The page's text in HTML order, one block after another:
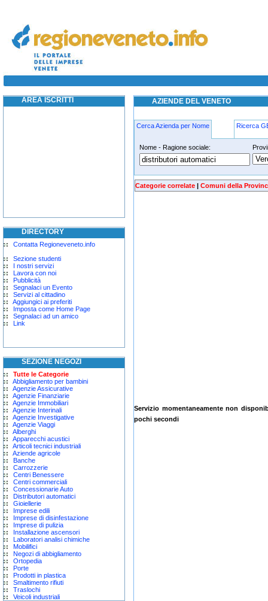
distributori-automatici martellago
AREA ISCRITTI
DIRECTORY
Contatta Regioneveneto.info
Sezione studenti
I nostri servizi
Lavora con noi
Pubblicità
Segnalaci un Evento
Servizi al cittadino
Aggiungici ai preferiti
Imposta come Home Page
Segnalaci ad un amico
Link
SEZIONE NEGOZI
Tutte le Categorie
Abbigliamento per bambini
Agenzie Assicurative
Agenzie Finanziarie
Agenzie Immobiliari
Agenzie Interinali
Agenzie Investigative
Agenzie Viaggi
Alberghi
Apparecchi acustici
Articoli tecnici industriali
Aziende agricole
Banche
Carrozzerie
Centri Benessere
Centri commerciali
Concessionarie Auto
Distributori automatici
Gioiellerie
Imprese edili
Imprese di disinfestazione
Imprese di pulizia
Installazione ascensori
Laboratori analisi chimiche
Mobilifici
Negozi di abbigliamento
Ortopedia
Porte
Prodotti in plastica
Smaltimento rifiuti
Traslochi
Veicoli industriali
AZIENDE DEL VENETO
Cerca Azienda per Nome Ricerca
Nome - Ragione sociale:
distributori-automatici martellago
Categorie correlate | Comuni della
Servizio momentaneamente non
pochi secondi